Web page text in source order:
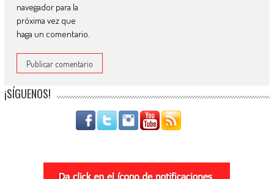
navegador para la
próxima vez que
haga un comentario.
¡SÍGUENOS!